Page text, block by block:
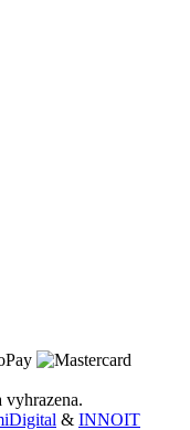
vyhrazena.
& INNOIT